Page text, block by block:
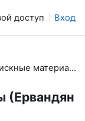
доступ Вход
Оттискные материалы (Ервандян 2013)
(Ервандян